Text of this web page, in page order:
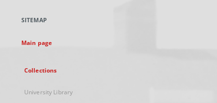
new
SITEMAP
Main page
Collections
University Library